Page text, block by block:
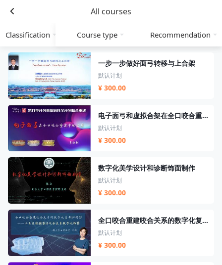
All courses
Classification Course type Recommendation
一步一步做好面弓转移与上合架
默认计划
¥ 300.00
电子面弓和虚拟合架在全口咬合重建中的应用
默认计划
¥ 300.00
数字化美学设计和诊断饰面制作
默认计划
¥ 300.00
全口咬合重建咬合关系的数字化复制和转移
默认计划
¥ 300.00